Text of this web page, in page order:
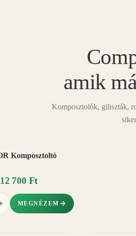
amik
Komposztolók, giliszták,
Komposztoltó
700 Ft
MEGNÉZEM